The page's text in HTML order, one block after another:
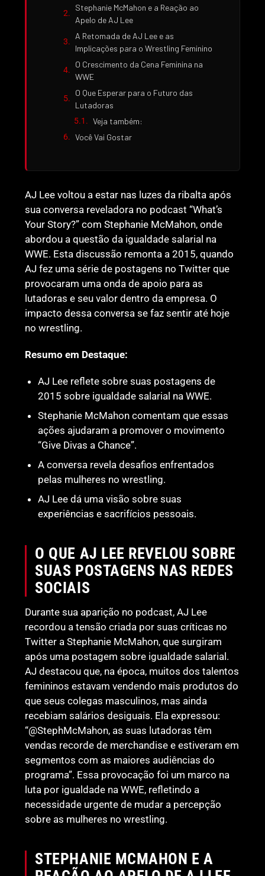
Stephanie McMahon e a Reação ao
Apelo de AJ Lee
A Retomada de AJ Lee e as
Implicações para o Wrestling Feminino
O Crescimento da Cena Feminina na
WWE
O Que Esperar para o Futuro das
Lutadoras
Veja também:
Você Vai Gostar
AJ Lee voltou a estar nas luzes da ribalta após
sua conversa reveladora no podcast “What’s
Your Story?” com Stephanie McMahon, onde
abordou a questão da igualdade salarial na
WWE. Esta discussão remonta a 2015, quando
AJ fez uma série de postagens no Twitter que
provocaram uma onda de apoio para as
lutadoras e seu valor dentro da empresa. O
impacto dessa conversa se faz sentir até hoje
no wrestling.
Resumo em Destaque:
AJ Lee reflete sobre suas postagens de
2015 sobre igualdade salarial na WWE.
Stephanie McMahon comentam que essas
ações ajudaram a promover o movimento
“Give Divas a Chance”.
A conversa revela desafios enfrentados
pelas mulheres no wrestling.
AJ Lee dá uma visão sobre suas
experiências e sacrifícios pessoais.
O QUE AJ LEE REVELOU SOBRE
SUAS POSTAGENS NAS REDES
SOCIAIS
Durante sua aparição no podcast, AJ Lee
recordou a tensão criada por suas críticas no
Twitter a Stephanie McMahon, que surgiram
após uma postagem sobre igualdade salarial.
AJ destacou que, na época, muitos dos talentos
femininos estavam vendendo mais produtos do
que seus colegas masculinos, mas ainda
recebiam salários desiguais. Ela expressou:
“@StephMcMahon, as suas lutadoras têm
vendas recorde de merchandise e estiveram em
segmentos com as maiores audiências do
programa”. Essa provocação foi um marco na
luta por igualdade na WWE, refletindo a
necessidade urgente de mudar a percepção
sobre as mulheres no wrestling.
STEPHANIE MCMAHON E A